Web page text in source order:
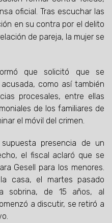
oficial. Tras escuchar las
en su contra por el delito
de pareja, la mujer se
que solicitó que se
como así también
procesales, entre ellas
de los familiares de
el móvil del crimen.
presencia de un
el fiscal aclaró que se
Gesell para los menores.
casa, el martes pasado
sobrina, de 15 años, al
a discutir, se retiró a